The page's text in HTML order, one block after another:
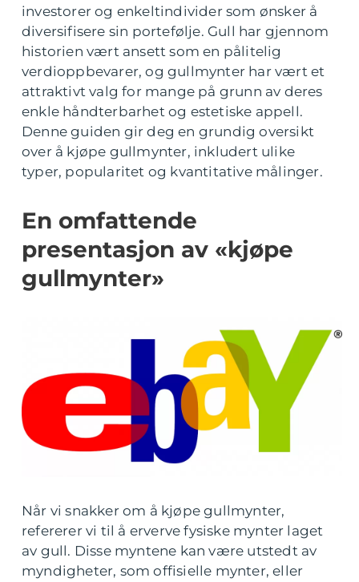
investorer og enkeltindivider som ønsker å
diversifisere sin portefølje. Gull har gjennom
historien vært ansett som en pålitelig
verdioppbevarer, og gullmynter har vært et
attraktivt valg for mange på grunn av deres
enkle håndterbarhet og estetiske appell.
Denne guiden gir deg en grundig oversikt
over å kjøpe gullmynter, inkludert ulike
typer, popularitet og kvantitative målinger.
En omfattende
presentasjon av «kjøpe
gullmynter»
Når vi snakker om å kjøpe gullmynter,
refererer vi til å erverve fysiske mynter laget
av gull. Disse myntene kan være utstedt av
myndigheter, som offisielle mynter, eller